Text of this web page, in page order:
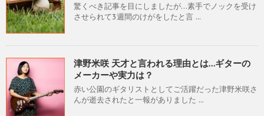
驚くべき記事を目にしましたが…素手でノックを受け
させられて3週間のけがをしたと言 ...
津野米咲 天才と言われる理由とは…ギターの
メーカーや実力は？
赤い公園のギタリストとしてご活躍だった津野米咲さ
んが逝去されたと一報がありました ...